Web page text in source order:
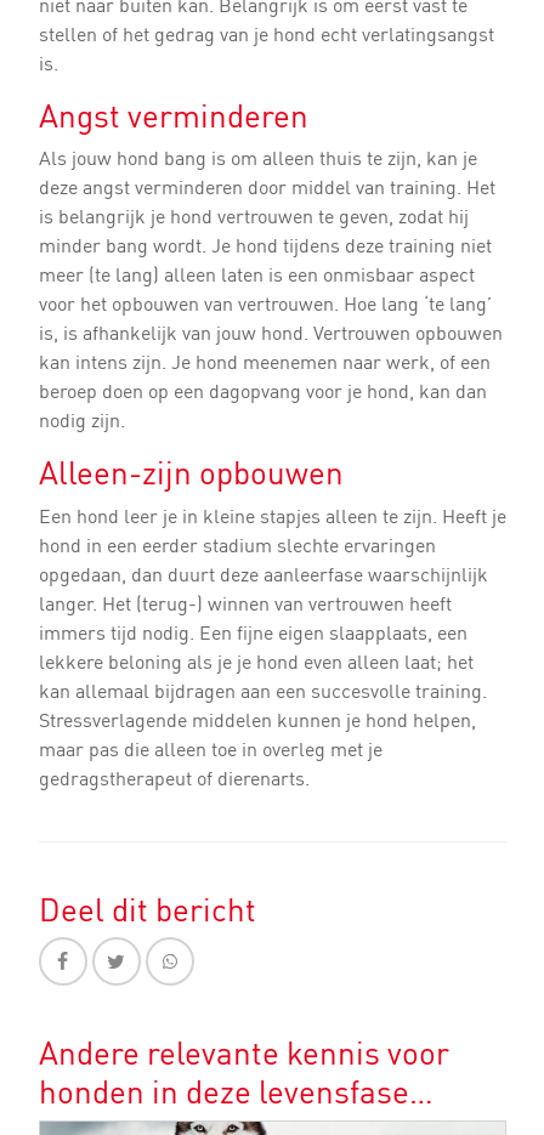
stellen of het gedrag van je hond echt verlatingsangst
is.
Angst verminderen
Als jouw hond bang is om alleen thuis te zijn, kan je
deze angst verminderen door middel van training. Het
is belangrijk je hond vertrouwen te geven, zodat hij
minder bang wordt. Je hond tijdens deze training niet
meer (te lang) alleen laten is een onmisbaar aspect
voor het opbouwen van vertrouwen. Hoe lang ‘te lang’
is, is afhankelijk van jouw hond. Vertrouwen opbouwen
kan intens zijn. Je hond meenemen naar werk, of een
beroep doen op een dagopvang voor je hond, kan dan
nodig zijn.
Alleen-zijn opbouwen
Een hond leer je in kleine stapjes alleen te zijn. Heeft je
hond in een eerder stadium slechte ervaringen
opgedaan, dan duurt deze aanleerfase waarschijnlijk
langer. Het (terug-) winnen van vertrouwen heeft
immers tijd nodig. Een fijne eigen slaapplaats, een
lekkere beloning als je je hond even alleen laat; het
kan allemaal bijdragen aan een succesvolle training.
Stressverlagende middelen kunnen je hond helpen,
maar pas die alleen toe in overleg met je
gedragstherapeut of dierenarts.
Deel dit bericht
Andere relevante kennis voor
honden in deze levensfase…